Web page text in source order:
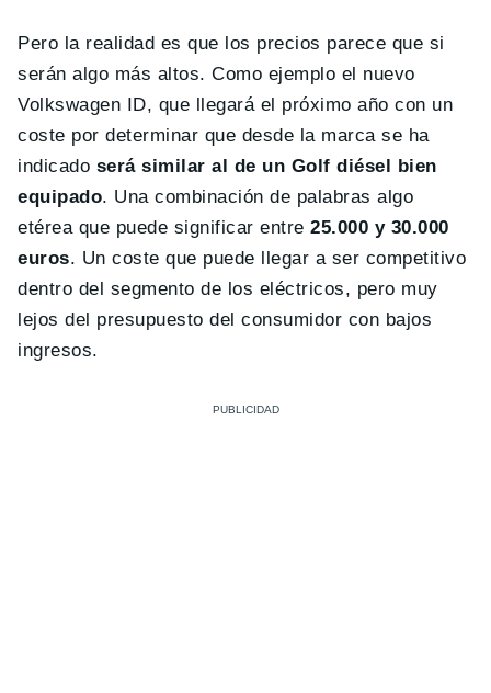
Pero la realidad es que los precios parece que si
serán algo más altos. Como ejemplo el nuevo
Volkswagen ID, que llegará el próximo año con un
coste por determinar que desde la marca se ha
indicado será similar al de un Golf diésel bien
equipado. Una combinación de palabras algo
etérea que puede significar entre25.000 y 30.000
euros. Un coste que puede llegar a ser competitivo
dentro del segmento de los eléctricos, pero muy
lejos del presupuesto del consumidor con bajos
ingresos.